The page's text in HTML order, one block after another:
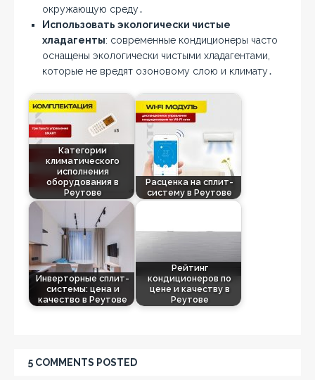
окружающую среду․
Использовать экологически чистые
хладагенты: современные кондиционеры часто
оснащены экологически чистыми хладагентами,
которые не вредят озоновому слою и климату․
Категории
климатического
исполнения
оборудования в
Реутове
Расценка на сплит-
систему в Реутове
Инверторные сплит-
системы: цена и
качество в Реутове
Рейтинг
кондиционеров по
цене и качеству в
Реутове
5 COMMENTS POSTED